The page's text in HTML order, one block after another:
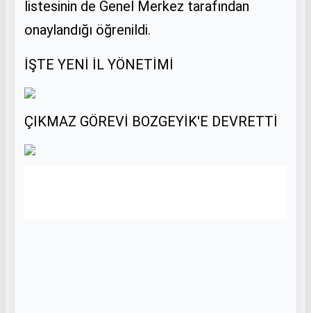
listesinin de Genel Merkez tarafından
onaylandığı öğrenildi.
İŞTE YENİ İL YÖNETİMİ
ÇIKMAZ GÖREVİ BOZGEYİK'E DEVRETTİ